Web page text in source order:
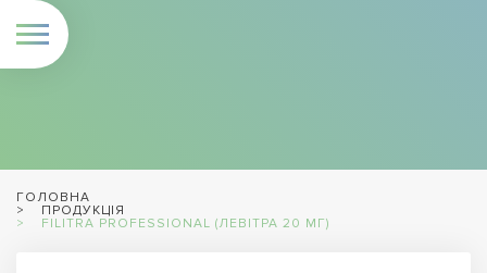
ГОЛОВНА
ПРОДУКЦІЯ
FILITRA PROFESSIONAL (ЛЕВІТРА 20 МГ)